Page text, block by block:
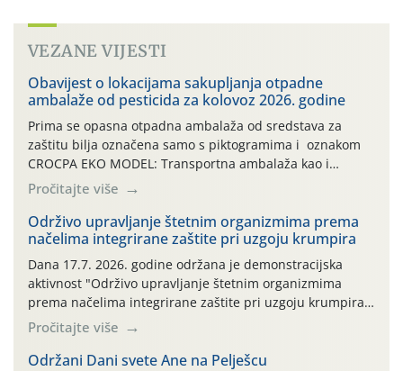
VEZANE VIJESTI
Obavijest o lokacijama sakupljanja otpadne
ambalaže od pesticida za kolovoz 2026. godine
Prima se opasna otpadna ambalaža od sredstava za
zaštitu bilja označena samo s piktogramima i oznakom
CROCPA EKO MODEL: Transportna ambalaža kao i
ambalaža drugih proizvoda koji nisu sredstva za zaštitu
bilja (npr. ambalaža od mineralnih gnojiva,) se ne
prihvaća. Korisnicima je osiguran besplatni povrat
prazne ambalaže isključivo ovih tvrtki: AGROCHEM-MAKS,
AGRONOM, ALBAUGH TKI* (PINUS […]
Pročitajte više
Održivo upravljanje štetnim organizmima prema
načelima integrirane zaštite pri uzgoju krumpira
Dana 17.7. 2026. godine održana je demonstracijska
aktivnost "Održivo upravljanje štetnim organizmima
prema načelima integrirane zaštite pri uzgoju krumpira"
na pokusnom polju "Poredje", kraj naselja Belica (ARKOD
parcela ID 2445031) (središnji dio Međimurske županije).
Pročitajte više
Održani Dani svete Ane na Pelješcu